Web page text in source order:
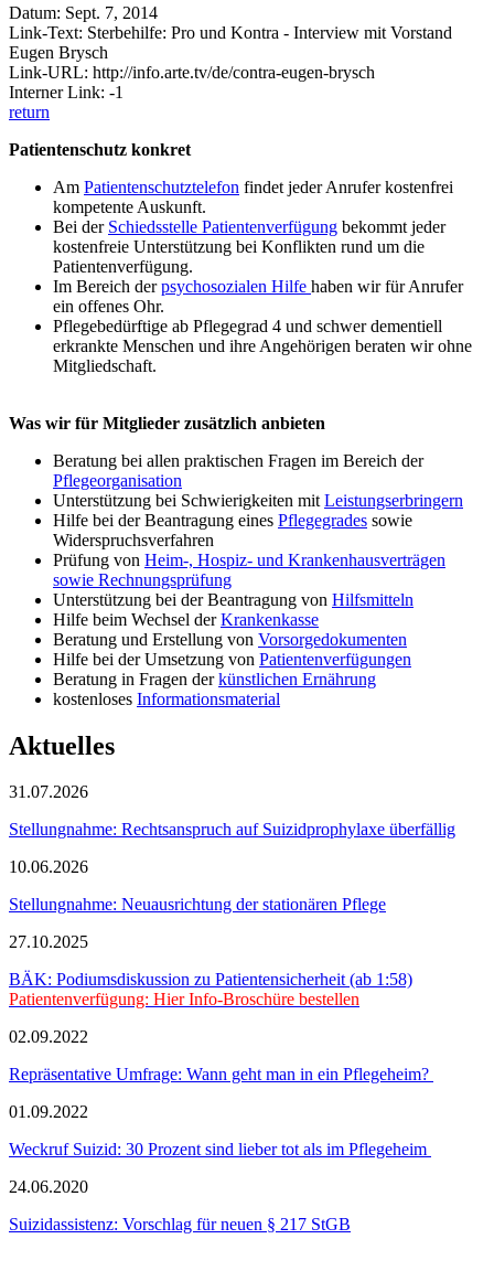
Datum: Sept. 7, 2014
Link-Text: Sterbehilfe: Pro und Kontra - Interview mit Vorstand
Eugen Brysch
Link-URL: http://info.arte.tv/de/contra-eugen-brysch
Interner Link: -1
return
Patientenschutz konkret
Am Patientenschutztelefon findet jeder Anrufer kostenfrei
kompetente Auskunft.
Bei der Schiedsstelle Patientenverfügung bekommt jeder
kostenfreie Unterstützung bei Konflikten rund um die
Patientenverfügung.
Im Bereich derpsychosozialen Hilfe haben wir für Anrufer
ein offenes Ohr.
Pflegebedürftige ab Pflegegrad 4 und schwer dementiell
erkrankte Menschen und ihre Angehörigen beraten wir ohne
Mitgliedschaft.
Was wir für Mitglieder zusätzlich anbieten
Beratung bei allen praktischen Fragen im Bereich der
Pflegeorganisation
Unterstützung bei Schwierigkeiten mit Leistungserbringern
Hilfe bei der Beantragung eines Pflegegrades sowie
Widerspruchsverfahren
Prüfung von Heim-, Hospiz- und Krankenhausverträgen
sowie Rechnungsprüfung
Unterstützung bei der Beantragung von Hilfsmitteln
Hilfe beim Wechsel derKrankenkasse
Beratung und Erstellung von Vorsorgedokumenten
Hilfe bei der Umsetzung von Patientenverfügungen
Beratung in Fragen derkünstlichen Ernährung
kostenloses Informationsmaterial
Aktuelles
31.07.2026
Stellungnahme: Rechtsanspruch auf Suizidprophylaxe überfällig
10.06.2026
Stellungnahme: Neuausrichtung der stationären Pflege
27.10.2025
BÄK: Podiumsdiskussion zu Patientensicherheit (ab 1:58)
Patientenverfügung: Hier Info-Broschüre bestellen
02.09.2022
Repräsentative Umfrage: Wann geht man in ein Pflegeheim?
01.09.2022
Weckruf Suizid: 30 Prozent sind lieber tot als im Pflegeheim
24.06.2020
Suizidassistenz: Vorschlag für neuen § 217 StGB